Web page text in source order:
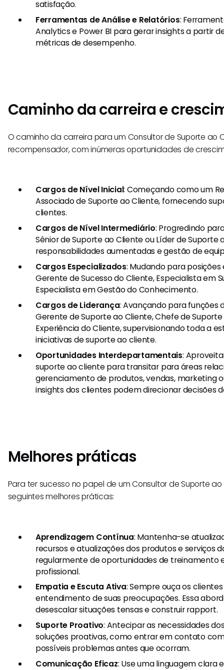
satisfação.
Ferramentas de Análise e Relatórios:
Analytics e Power BI para gerar insights a partir
métricas de desempenho.
Caminho da carreira e
O caminho da carreira para um Consultor de Suporte ao
recompensador, com inúmeras oportunidades de
Cargos de Nível Inicial: Começando como um
Associado de Suporte ao Cliente, fornecendo
clientes.
Cargos de Nível Intermediário: Progredindo
Sênior de Suporte ao Cliente ou Líder de Suporte
responsabilidades aumentadas e gestão de
Cargos Especializados: Mudando para
Gerente de Sucesso do Cliente, Especialista em
Especialista em Gestão do Conhecimento.
Cargos de Liderança: Avançando para funções
Gerente de Suporte ao Cliente, Chefe de
Experiência do Cliente, supervisionando toda a
iniciativas de suporte ao cliente.
Oportunidades Interdepartamentais:
suporte ao cliente para transitar para áreas
gerenciamento de produtos, vendas, marketing
insights dos clientes podem direcionar decisões
Melhores práticas
Para ter sucesso no papel de um Consultor de Suporte
seguintes melhores práticas:
Aprendizagem Contínua: Mantenha-se
recursos e atualizações dos produtos e serviços
regularmente de oportunidades de treinamento
profissional.
Empatia e Escuta Ativa: Sempre ouça os
entendimento de suas preocupações. Essa
desescalar situações tensas e construir rapport.
Suporte Proativo: Antecipar as necessidades
soluções proativas, como entrar em contato
possíveis problemas antes que ocorram.
Comunicação Eficaz: Use uma linguagem clara